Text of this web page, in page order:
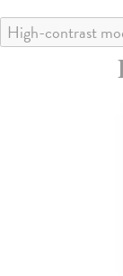
High-contrast